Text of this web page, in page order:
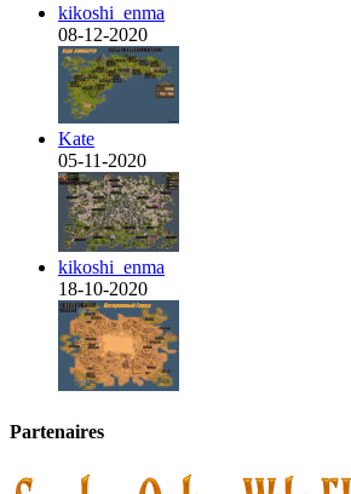
kikoshi_enma
08-12-2020
Kate
05-11-2020
kikoshi_enma
18-10-2020
Partenaires